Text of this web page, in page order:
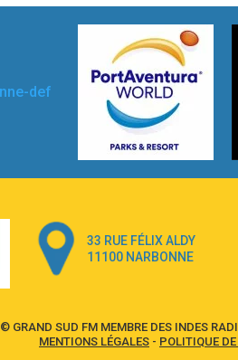
33 RUE FÉLIX ALDY
11100 NARBONNE
© GRAND SUD FM MEMBRE DES INDES
MENTIONS LÉGALES - POLITIQUE